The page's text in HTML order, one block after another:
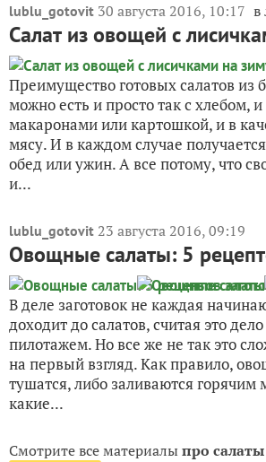
lublu_gotovit 30 августа 2016, 10:17 в
Салат из овощей с
Преимущество готовых салатов из
можно есть и просто так с хлебом,
макаронами или картошкой, и в
мясу. И в каждом случае
обед или ужин. А все потому, что
и...
lublu_gotovit 23 августа 2016, 09:19
Овощные салаты: 5
В деле заготовок не каждая
доходит до салатов, считая это
пилотажем. Но все же не так это
на первый взгляд. Как правило,
тушатся, либо заливаются
какие...
Смотрите все материалыпро